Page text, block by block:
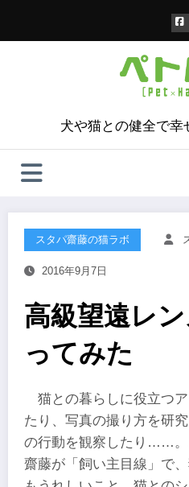
犬や猫との健全で幸
スタパ齋藤の猫ラボ
2016年9月7日
高級望遠レ
ってみた
猫との暮らしに役立つ
たり、写真の撮り方を研
の行動を観察したり……。
齋藤が「飼い主目線」で